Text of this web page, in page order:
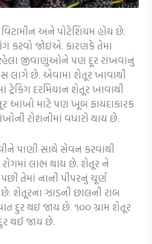
અને પોટેશિયમ હોય છે.
કરવો જોઇએ. કારણકે તેમા
જીવાણુંઓને પણ દૂર રાખવાનું
લાગે છે. એવામાં શેતૂર ખાવાથી
દરમિયાન શેતૂર ખાવાથી
આંખો માટે પણ ખૂબ ફાયદાકારક
રોશનીમાં વધારો થાય છે.
પાણી સાથે સેવન કરવાથી
લાભ થાય છે. શેતૂર ને
તેમાં નાની પીપરનું ચૂર્ણ
શેતૂરના ઝાડની છાલની રાબ
દુર થઇ જાય છે. ૧૦૦ ગ્રામ શેતૂર
થઈ જાય છે.